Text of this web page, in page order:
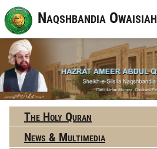
Naqshbandia Owaisiah
The Holy Quran
News & Multimedia